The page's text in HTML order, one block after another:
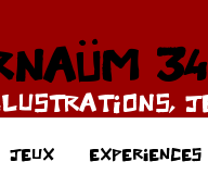
JEUX EXPERIENCES